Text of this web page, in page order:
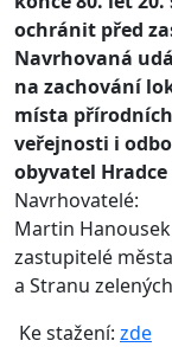
ochránit před
Navrhovaná
na zachování
místa
veřejnosti i
obyvatel
Navrhovatelé:
Martin
zastupitelé
a Stranu
Ke stažení: zde